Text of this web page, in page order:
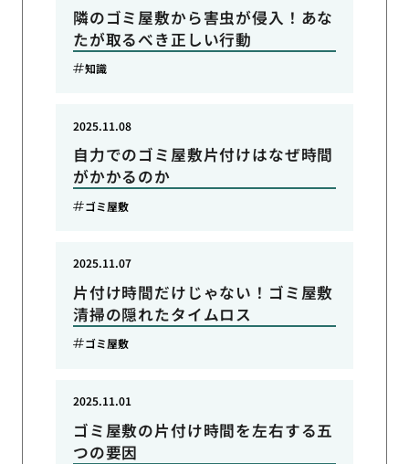
隣のゴミ屋敷から害虫が侵入！あな
たが取るべき正しい行動
知識
自力でのゴミ屋敷片付けはなぜ時間
がかかるのか
2025.11.08
ゴミ屋敷
片付け時間だけじゃない！ゴミ屋敷
清掃の隠れたタイムロス
2025.11.07
ゴミ屋敷
ゴミ屋敷の片付け時間を左右する五
つの要因
2025.11.01